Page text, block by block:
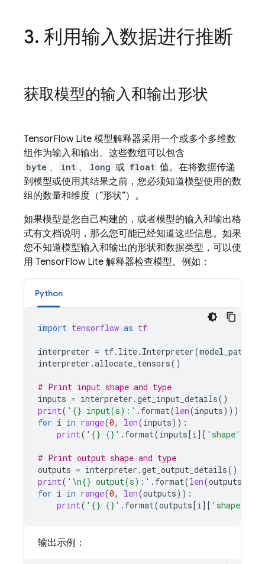
3. 利用输入数据进行推断
获取模型的输入和输出形状
TensorFlow Lite 模型解释器采用一个或多个多维数
组作为输入和输出。这些数组可以包含
byte 、 int 、 long 或 float 值。在将数据传递
到模型或使用其结果之前，您必须知道模型使用的数
组的数量和维度（“形状”）。
如果模型是您自己构建的，或者模型的输入和输出格
式有文档说明，那么您可能已经知道这些信息。如果
您不知道模型输入和输出的形状和数据类型，可以使
用 TensorFlow Lite 解释器检查模型。例如：
Python
import tensorflow as tf
interpreter = tf. lite. Interpreter(model_path
interpreter .allocate_tensors()
# Print input shape and type
inputs = interpreter .get_input_details()
print( ' {} input(s):' . format(len(inputs)))
for i in range(0, len(inputs)):
print( ' {} {} ' . format(inputs[i][ 'shape'
# Print output shape and type
outputs = interpreter .get_output_details()
print( ' \n{} output(s):' . format(len(outputs
for i in range(0, len(outputs)):
print( ' {} {} ' . format(outputs[i][ 'shape'
输出示例：